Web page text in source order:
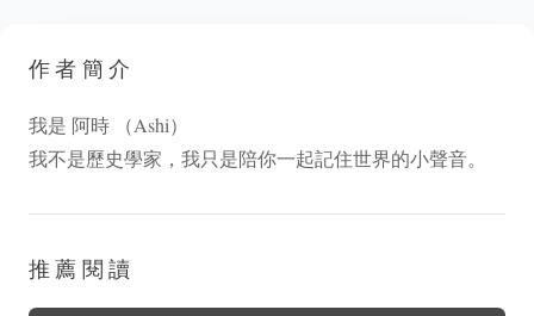
作者簡介
我是 阿時 （Ashi）
我不是歷史學家，我只是陪你一起記住世界的小聲音。
推薦閱讀